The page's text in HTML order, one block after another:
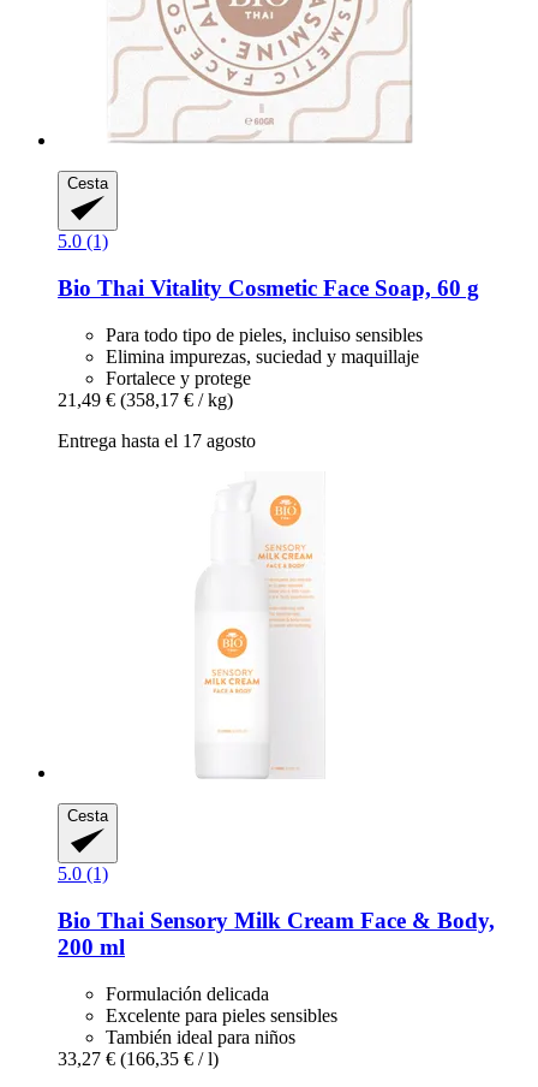
Cesta
5.0 (1)
Bio Thai Vitality Cosmetic Face Soap, 60 g
Para todo tipo de pieles, incluiso sensibles
Elimina impurezas, suciedad y maquillaje
Fortalece y protege
21,49 € (358,17 € / kg)
Entrega hasta el 17 agosto
Cesta
5.0 (1)
Bio Thai Sensory Milk Cream Face & Body,
200 ml
Formulación delicada
Excelente para pieles sensibles
También ideal para niños
33,27 € (166,35 € / l)